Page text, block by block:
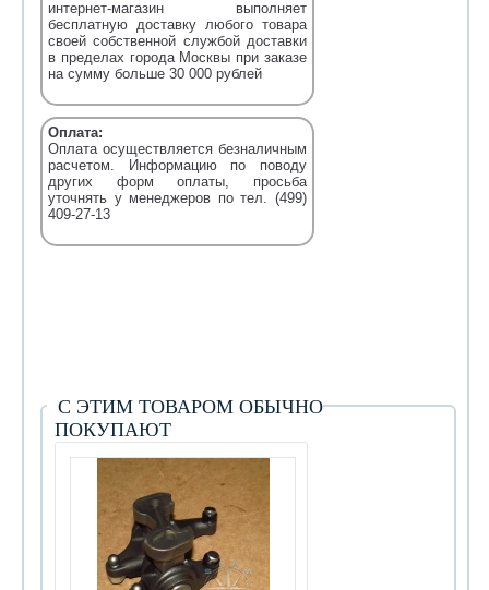
интернет-магазин выполняет
бесплатную доставку любого товара
своей собственной службой доставки
в пределах города Москвы при заказе
на сумму больше 30 000 рублей
Оплата:
Оплата осуществляется безналичным
расчетом. Информацию по поводу
других форм оплаты, просьба
уточнять у менеджеров по тел. (499)
409-27-13
С ЭТИМ ТОВАРОМ ОБЫЧНО
ПОКУПАЮТ